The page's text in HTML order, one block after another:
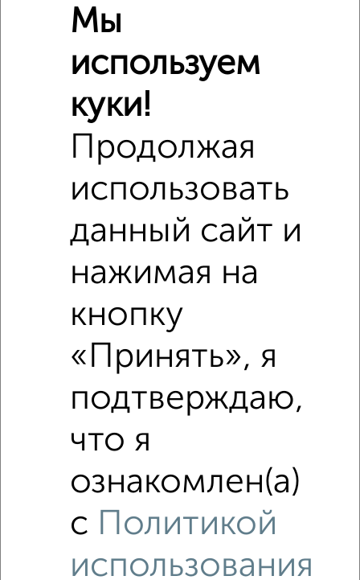
Средняя цена район
Это предложение
Средняя цена по городу
Похожие предложения рядом
2‑комнатные квартиры недалеко от Добросельская 184А
Недалеко от Добросельская 184А с ценой ниже
Мы
используем
куки!
Продолжая
использовать
данный сайт и
нажимая на
кнопку
«Принять», я
подтверждаю,
что я
ознакомлен(а)
с Политикой
использования